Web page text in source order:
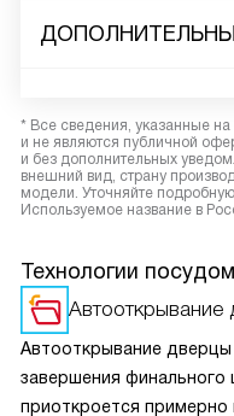
* Все сведения, указанные
и не являются публичной
и без дополнительных
внешний вид, страну
модели. Уточняйте
Используемое название в
Технологии
Автооткрывание
Автооткрывание
завершения финального
приоткроется примерно